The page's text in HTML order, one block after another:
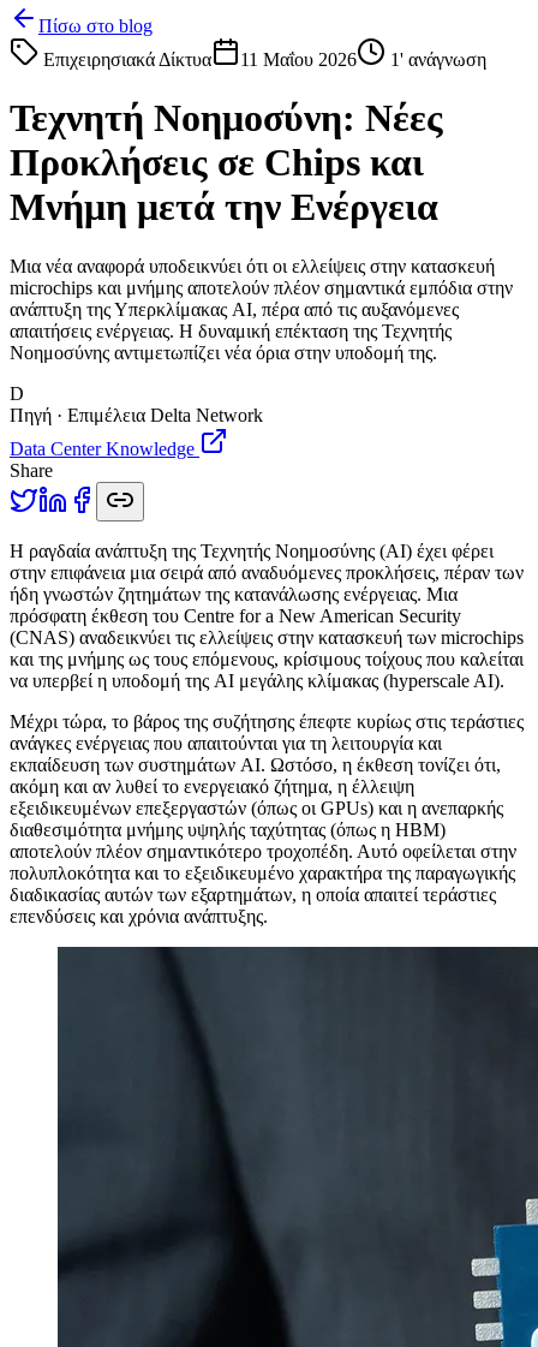
Πίσω στο blog
Επιχειρησιακά Δίκτυα
11 Μαΐου 2026 1' ανάγνωση
Τεχνητή Νοημοσύνη: Νέες
Προκλήσεις σε Chips και
Μνήμη μετά την Ενέργεια
Μια νέα αναφορά υποδεικνύει ότι οι ελλείψεις στην κατασκευή
microchips και μνήμης αποτελούν πλέον σημαντικά εμπόδια στην
ανάπτυξη της Υπερκλίμακας AI, πέρα από τις αυξανόμενες
απαιτήσεις ενέργειας. Η δυναμική επέκταση της Τεχνητής
Νοημοσύνης αντιμετωπίζει νέα όρια στην υποδομή της.
D
Πηγή · Επιμέλεια Delta Network
Data Center Knowledge
Share
Η ραγδαία ανάπτυξη της Τεχνητής Νοημοσύνης (AI) έχει φέρει
στην επιφάνεια μια σειρά από αναδυόμενες προκλήσεις, πέραν των
ήδη γνωστών ζητημάτων της κατανάλωσης ενέργειας. Μια
πρόσφατη έκθεση του Centre for a New American Security
(CNAS) αναδεικνύει τις ελλείψεις στην κατασκευή των microchips
και της μνήμης ως τους επόμενους, κρίσιμους τοίχους που καλείται
να υπερβεί η υποδομή της AI μεγάλης κλίμακας (hyperscale AI).
Μέχρι τώρα, το βάρος της συζήτησης έπεφτε κυρίως στις τεράστιες
ανάγκες ενέργειας που απαιτούνται για τη λειτουργία και
εκπαίδευση των συστημάτων AI. Ωστόσο, η έκθεση τονίζει ότι,
ακόμη και αν λυθεί το ενεργειακό ζήτημα, η έλλειψη
εξειδικευμένων επεξεργαστών (όπως οι GPUs) και η ανεπαρκής
διαθεσιμότητα μνήμης υψηλής ταχύτητας (όπως η HBM)
αποτελούν πλέον σημαντικότερο τροχοπέδη. Αυτό οφείλεται στην
πολυπλοκότητα και το εξειδικευμένο χαρακτήρα της παραγωγικής
διαδικασίας αυτών των εξαρτημάτων, η οποία απαιτεί τεράστιες
επενδύσεις και χρόνια ανάπτυξης.